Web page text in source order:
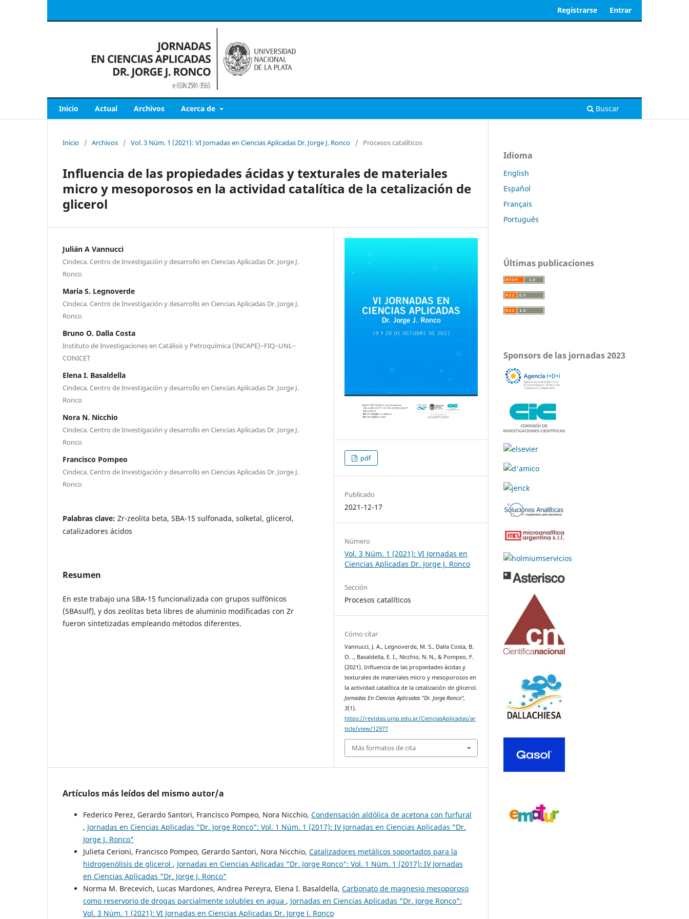
Inicio Actual Archivos Acerca de Buscar
Registrarse Entrar
Inicio / Archivos / Vol. 3 Núm. 1 (2021): VI Jornadas en Ciencias Aplicadas Dr. Jorge J. Ronco / Procesos catalíticos
Influencia de las propiedades ácidas y texturales de materiales
micro y mesoporosos en la actividad catalítica de la cetalización de
glicerol
Julián A Vannucci
Cindeca. Centro de Investigación y desarrollo en Ciencias Aplicadas Dr. Jorge J.
Ronco
Maria S. Legnoverde
Cindeca. Centro de Investigación y desarrollo en Ciencias Aplicadas Dr. Jorge J.
Ronco
Bruno O. Dalla Costa
Instituto de Investigaciones en Catálisis y Petroquímica (INCAPE)−FIQ−UNL−
CONICET
Elena I. Basaldella
Cindeca. Centro de Investigación y desarrollo en Ciencias Aplicadas Dr. Jorge J.
Ronco
Nora N. Nicchio
Cindeca. Centro de Investigación y desarrollo en Ciencias Aplicadas Dr. Jorge J.
Ronco
Francisco Pompeo
Cindeca. Centro de Investigación y desarrollo en Ciencias Aplicadas Dr. Jorge J.
Ronco
Palabras clave: Zr-zeolita beta, SBA-15 sulfonada, solketal, glicerol,
catalizadores ácidos
Resumen
En este trabajo una SBA-15 funcionalizada con grupos sulfónicos
(SBAsulf), y dos zeolitas beta libres de aluminio modificadas con Zr
fueron sintetizadas empleando métodos diferentes.
pdf
Publicado
2021-12-17
Número
Vol. 3 Núm. 1 (2021): VI Jornadas en
Ciencias Aplicadas Dr. Jorge J. Ronco
Sección
Procesos catalíticos
Cómo citar
Vannucci, J. A., Legnoverde, M. S., Dalla Costa, B.
O. ., Basaldella, E. I., Nicchio, N. N., & Pompeo, F.
(2021). Influencia de las propiedades ácidas y
texturales de materiales micro y mesoporosos en
la actividad catalítica de la cetalización de glicerol.
Jornadas En Ciencias Aplicadas "Dr. Jorge Ronco",
3(1).
https://revistas.unlp.edu.ar/CienciasAplicadas/ar
ticle/view/12977
Más formatos de cita
Artículos más leídos del mismo autor/a
Federico Perez, Gerardo Santori, Francisco Pompeo, Nora Nicchio, Condensación aldólica de acetona con furfural
, Jornadas en Ciencias Aplicadas "Dr. Jorge Ronco": Vol. 1 Núm. 1 (2017): IV Jornadas en Ciencias Aplicadas "Dr.
Jorge J. Ronco"
Julieta Cerioni, Francisco Pompeo, Gerardo Santori, Nora Nicchio, Catalizadores metálicos soportados para la
hidrogenólisis de glicerol , Jornadas en Ciencias Aplicadas "Dr. Jorge Ronco": Vol. 1 Núm. 1 (2017): IV Jornadas
en Ciencias Aplicadas "Dr. Jorge J. Ronco"
Norma M. Brecevich, Lucas Mardones, Andrea Pereyra, Elena I. Basaldella, Carbonato de magnesio mesoporoso
como reservorio de drogas parcialmente solubles en agua , Jornadas en Ciencias Aplicadas "Dr. Jorge Ronco":
Vol. 3 Núm. 1 (2021): VI Jornadas en Ciencias Aplicadas Dr. Jorge J. Ronco
Idioma
English
Español
Français
Português
Últimas publicaciones
Sponsors de las jornadas 2023